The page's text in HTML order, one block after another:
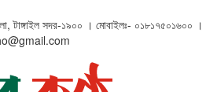
টাঙ্গাইল সদর-১৯০০ । মোবাইলঃ- ০১৮১৭৫০১৬০০ ।